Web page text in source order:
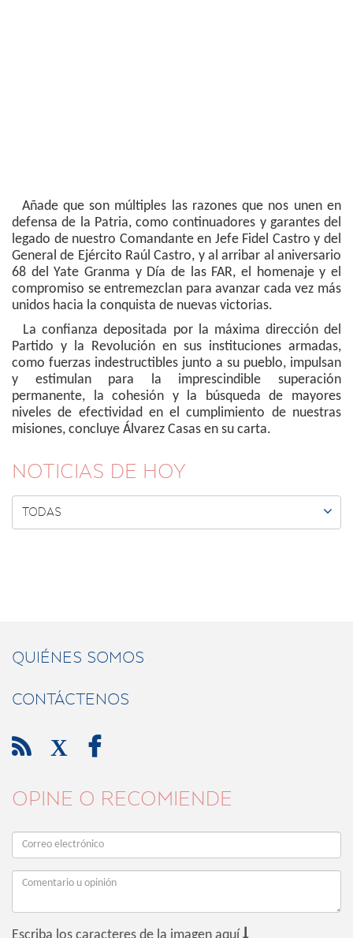
Añade que son múltiples las razones que nos unen en
defensa de la Patria, como continuadores y garantes del
legado de nuestro Comandante en Jefe Fidel Castro y del
General de Ejército Raúl Castro, y al arribar al aniversario
68 del Yate Granma y Día de las FAR, el homenaje y el
compromiso se entremezclan para avanzar cada vez más
unidos hacia la conquista de nuevas victorias.
La confianza depositada por la máxima dirección del
Partido y la Revolución en sus instituciones armadas,
como fuerzas indestructibles junto a su pueblo, impulsan
y estimulan para la imprescindible superación
permanente, la cohesión y la búsqueda de mayores
niveles de efectividad en el cumplimiento de nuestras
misiones, concluye Álvarez Casas en su carta.
NOTICIAS DE HOY
TODAS 
QUIÉNES SOMOS
CONTÁCTENOS
 X 
OPINE O RECOMIENDE
Escriba los caracteres de la imagen aquí 